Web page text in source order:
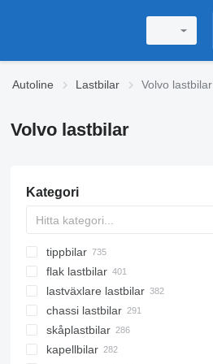
Autoline Lastbilar Volvo lastbilar
Volvo lastbilar
Kategori
tippbilar
flak lastbilar
lastväxlare lastbilar
chassi lastbilar
skåplastbilar
kapellbilar